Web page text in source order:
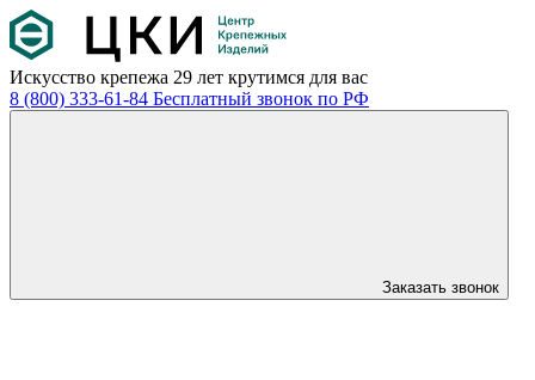
Искусство крепежа 29 лет крутимся для вас
8 (800) 333-61-84 Бесплатный звонок по РФ
Заказать звонок